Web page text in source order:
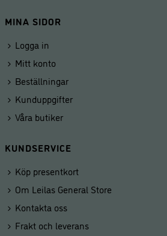
MINA SIDOR
Logga in
Mitt konto
Beställningar
Kunduppgifter
Våra butiker
KUNDSERVICE
Köp presentkort
Om Leilas General Store
Kontakta oss
Frakt och leverans